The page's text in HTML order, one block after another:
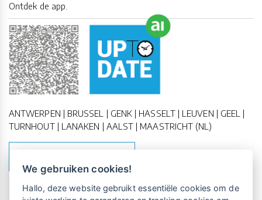
Ontdek de app.
ANTWERPEN | BRUSSEL | GENK | HASSELT | LEUVEN | GEEL |
TURNHOUT | LANAKEN | AALST | MAASTRICHT (NL)
We gebruiken cookies!
Hallo, deze website gebruikt essentiële cookies om de
een persoonlijke demo.